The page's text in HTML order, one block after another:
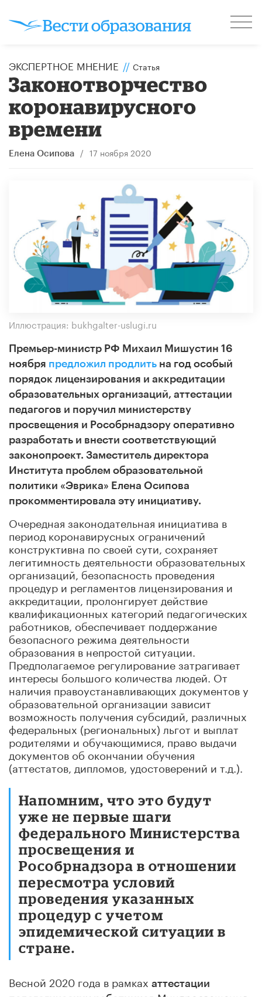
ЭКСПЕРТНОЕ МНЕНИЕ // Статья
Законотворчество
коронавирусного
времени
Елена Осипова / 17 ноября 2020
Иллюстрация: bukhgalter-uslugi.ru
Премьер-министр РФ Михаил Мишустин 16
ноября предложил продлить на год особый
порядок лицензирования и аккредитации
образовательных организаций, аттестации
педагогов и поручил министерству
просвещения и Рособрнадзору оперативно
разработать и внести соответствующий
законопроект. Заместитель директора
Института проблем образовательной
политики «Эврика» Елена Осипова
прокомментировала эту инициативу.
Очередная законодательная инициатива в
период коронавирусных ограничений
конструктивна по своей сути, сохраняет
легитимность деятельности образовательных
организаций, безопасность проведения
процедур и регламентов лицензирования и
аккредитации, пролонгирует действие
квалификационных категорий педагогических
работников, обеспечивает поддержание
безопасного режима деятельности
образования в непростой ситуации.
Предполагаемое регулирование затрагивает
интересы большого количества людей. От
наличия правоустанавливающих документов у
образовательной организации зависит
возможность получения субсидий, различных
федеральных (региональных) льгот и выплат
родителями и обучающимися, право выдачи
документов об окончании обучения
(аттестатов, дипломов, удостоверений и т.д.).
Напомним, что это будут
уже не первые шаги
федерального Министерства
просвещения и
Рособрнадзора в отношении
пересмотра условий
проведения указанных
процедур с учетом
эпидемической ситуации в
стране.
Весной 2020 года в рамках аттестации